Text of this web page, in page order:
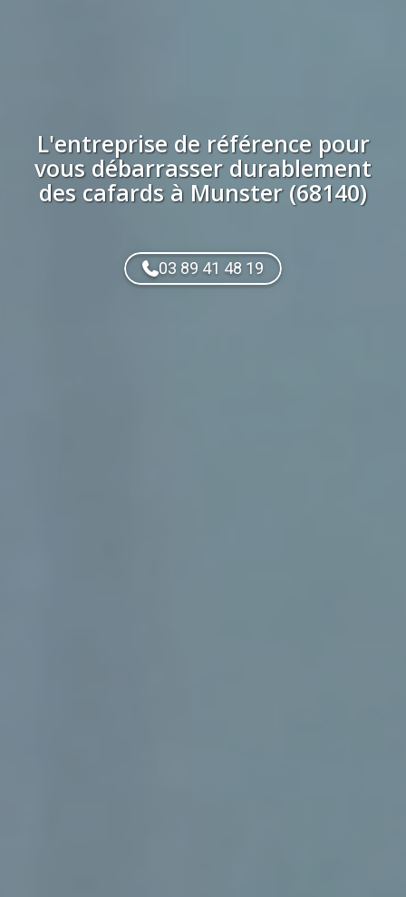
L'entreprise de référence pour
vous débarrasser durablement
des cafardsà Munster (68140)
03 89 41 48 19